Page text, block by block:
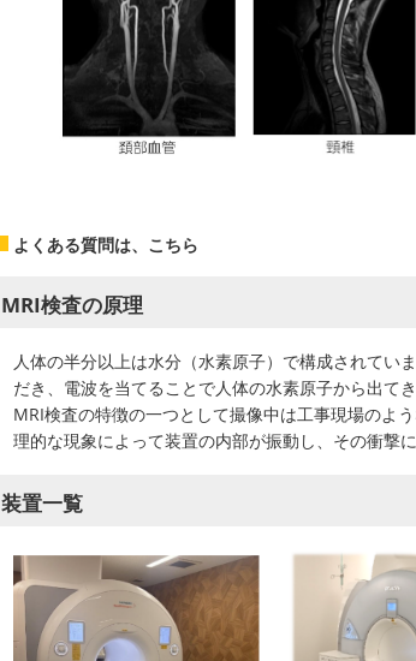
よくある質問は、 こちら
MRI検査の原理
人体の半分以上は水分（水素原子）で構成されてい
だき、電波を当てることで人体の水素原子から出て
MRI検査の特徴の一つとして撮像中は工事現場のよ
理的な現象によって装置の内部が振動し、その衝撃
装置一覧